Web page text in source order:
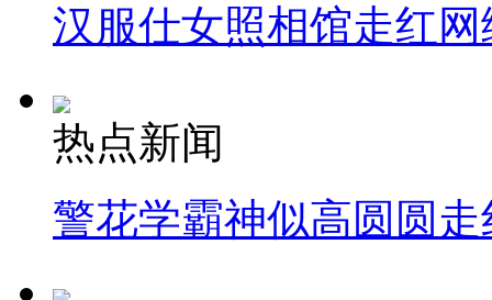
汉服仕女照相馆走红网
热点新闻
警花学霸神似高圆圆走